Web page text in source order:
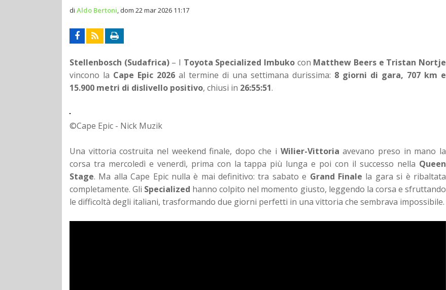
di Aldo Bertoni dom 22 mar 2026 11:17
Stellenbosch (Sudafrica)– I Toyota Specialized Imbukocon Matthew Beers e Tristan Nortje
vincono la Cape Epic 2026 al termine di una settimana durissima: 8 giorni di gara, 707 km e
15.900 metri di dislivello positivo, chiusi in 26:55:51.
©Cape Epic - Nick Muzik
Una vittoria costruita nel weekend finale, dopo che i Wilier-Vittoria avevano preso in mano la
corsa tra mercoledì e venerdì, prima con la tappa più lunga e poi con il successo nella Queen
Stage. Ma alla Cape Epic nulla è mai definitivo: tra sabato e Grand Finale la gara si è ribaltata
completamente. Gli Specialized hanno colpito nel momento giusto, leggendo la corsa e sfruttando
le difficoltà degli italiani, trasformando due giorni perfetti in una vittoria che sembrava impossibile.